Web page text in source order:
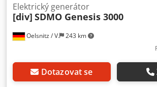
Oelsnitz / V. 243 km
Elektrický generátor
[div] SDMO Genesis 3000
Dotazovat se